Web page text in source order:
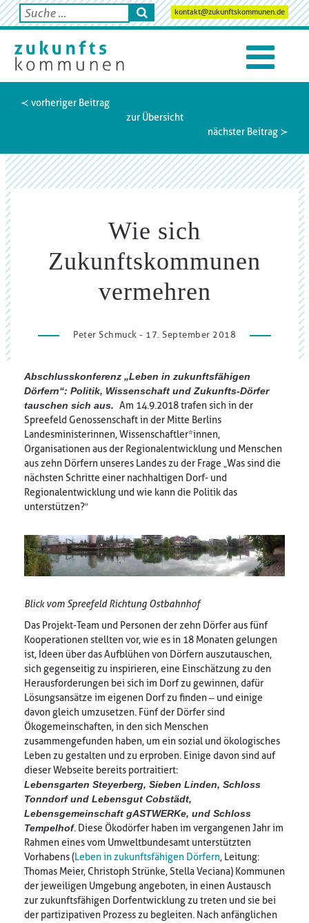
kontakt@zukunftskommunen.de
≺ vorheriger Beitrag
zur Übersicht
nächster Beitrag ≻
Wie sich
Zukunftskommunen
vermehren
Peter Schmuck - 17. September 2018
Abschlusskonferenz „Leben in zukunftsfähigen
Dörfern“: Politik, Wissenschaft und Zukunfts-Dörfer
tauschen sich aus. Am 14.9.2018 trafen sich in der
Spreefeld Genossenschaft in der Mitte Berlins
Landesministerinnen, Wissenschaftler*innen,
Organisationen aus der Regionalentwicklung und Menschen
aus zehn Dörfern unseres Landes zu der Frage „Was sind die
nächsten Schritte einer nachhaltigen Dorf- und
Regionalentwicklung und wie kann die Politik das
unterstützen?“
Blick vom Spreefeld Richtung Ostbahnhof
Das Projekt-Team und Personen der zehn Dörfer aus fünf
Kooperationen stellten vor, wie es in 18 Monaten gelungen
ist, Ideen über das Aufblühen von Dörfern auszutauschen,
sich gegenseitig zu inspirieren, eine Einschätzung zu den
Herausforderungen bei sich im Dorf zu gewinnen, dafür
Lösungsansätze im eigenen Dorf zu finden – und einige
davon gleich umzusetzen. Fünf der Dörfer sind
Ökogemeinschaften, in den sich Menschen
zusammengefunden haben, um ein sozial und ökologisches
Leben zu gestalten und zu erproben. Einige davon sind auf
dieser Webseite bereits portraitiert:
Lebensgarten Steyerberg, Sieben Linden, Schloss
Tonndorf und Lebensgut Cobstädt,
Lebensgemeinschaft gASTWERKe, und Schloss
Tempelhof. Diese Ökodörfer haben im vergangenen Jahr im
Rahmen eines vom Umweltbundesamt unterstützten
Vorhabens (Leben in zukunftsfähigen Dörfern, Leitung:
Thomas Meier, Christoph Strünke, Stella Veciana) Kommunen
der jeweiligen Umgebung angeboten, in einen Austausch
zur zukunftsfähigen Dorfentwicklung zu treten und sie bei
der partizipativen Prozess zu begleiten. Nach anfänglichen